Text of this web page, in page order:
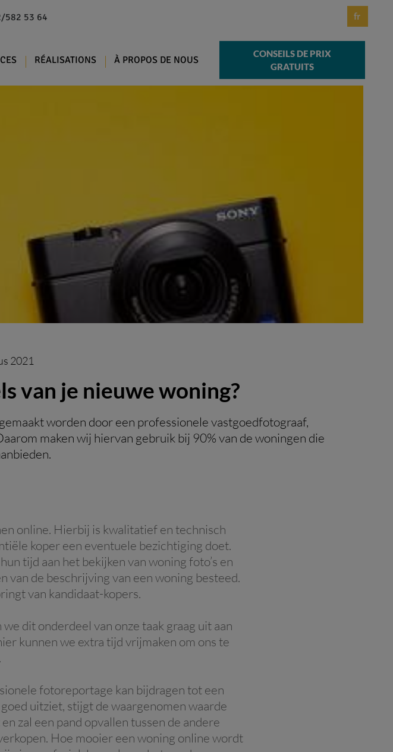
582 53 64 fr
RÉALISATIONS À PROPOS DE NOUS
CONSEILS DE PRIX
GRATUITS
2021
van je nieuwe woning?
worden door een professionele vastgoedfotograaf,
maken wij hiervan gebruik bij 90% van de woningen die
online. Hierbij is kwalitatief en technisch
koper een eventuele bezichtiging doet.
tijd aan het bekijken van woning foto’s en
van de beschrijving van een woning besteed.
van kandidaat-kopers.
dit onderdeel van onze taak graag uit aan
kunnen we extra tijd vrijmaken om ons te
fotoreportage kan bijdragen tot een
uitziet, stijgt de waargenomen waarde
zal een pand opvallen tussen de andere
Hoe mooier een woning online wordt